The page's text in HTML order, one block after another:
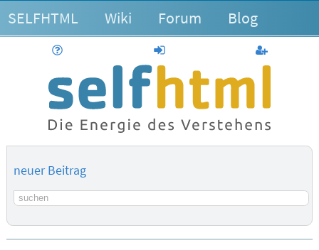
SELFHTML Wiki Forum Blog
anmelden
neuer Beitrag
Suchbegriff